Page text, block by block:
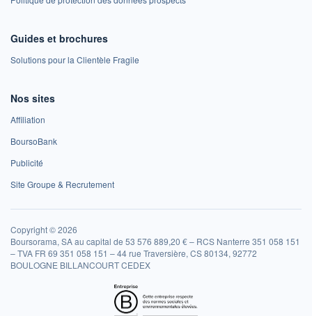
Guides et brochures
Solutions pour la Clientèle Fragile
Nos sites
Affiliation
BoursoBank
Publicité
Site Groupe & Recrutement
Copyright © 2026
Boursorama, SA au capital de 53 576 889,20 € – RCS Nanterre 351 058 151
– TVA FR 69 351 058 151 – 44 rue Traversière, CS 80134, 92772
BOULOGNE BILLANCOURT CEDEX